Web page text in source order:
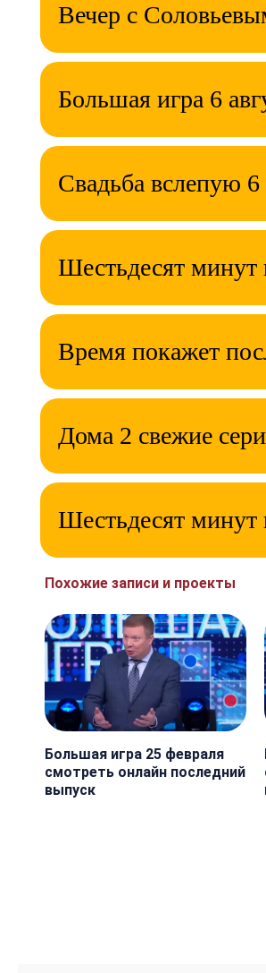
Вечер с
Большая игра 6
Свадьба вслепую 6
Шестьдесят минут
Время покажет
Дома 2 свежие
Шестьдесят минут
Похожие записи и проекты
Большая игра 25 февраля
смотреть онлайн последний
выпуск